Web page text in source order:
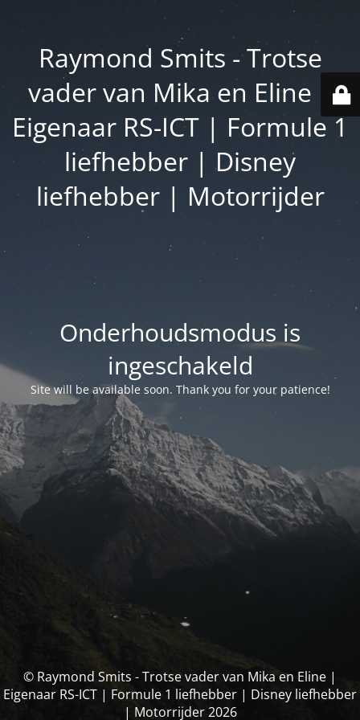
Raymond Smits - Trotse
vader van Mika en Eline |
Eigenaar RS-ICT | Formule 1
liefhebber | Disney
liefhebber | Motorrijder
Onderhoudsmodus is
ingeschakeld
Site will be available soon. Thank you for your patience!
© Raymond Smits - Trotse vader van Mika en Eline |
Eigenaar RS-ICT | Formule 1 liefhebber | Disney liefhebber
| Motorrijder 2026